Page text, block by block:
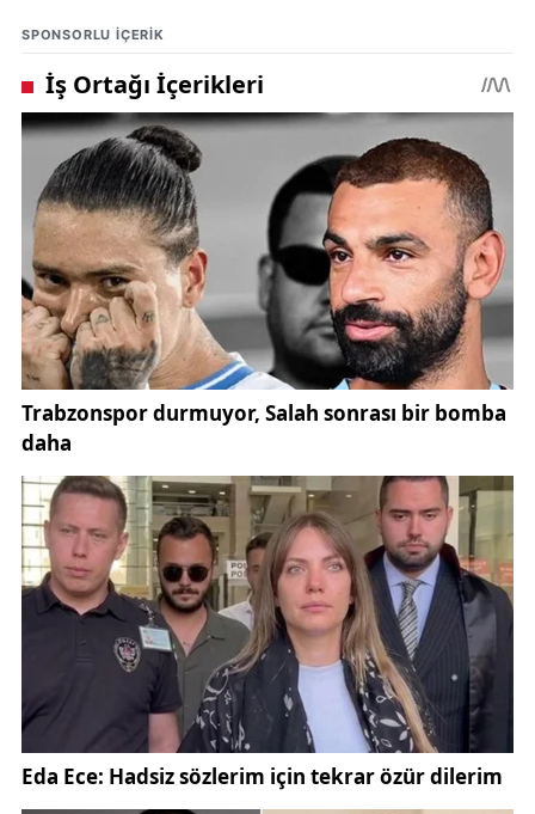
Güvenlik kamerası kayıtlarına göre, olaydan bir gün
önce bölgede bir vaşak yaban tavşanını avladı.
Doğal yaşamın olağan akışı içinde gerçekleşen bu
anlar, ertesi gün bambaşka bir tabloyla devam etti.
Aynı bölgede bu kez iki vaşağın, iki kurt tarafından
kovalandığı görüldü. Vaşakların çeviklikleri
sayesinde kurtlardan kurtulmayı başardığı anlar
saniye saniye kayda geçti.
Görüntülerde, iki kurdun koordineli şekilde hareket
ederek vaşakları sıkıştırmaya çalıştığı, vaşakların ise
hızlı refleksleriyle kaçış yolları aradığı dikkat çekti.
Doğada nadir rastlanan bu karşılaşma, yırtıcı türlerin
da ortaya koydu. Uzmanlara göre bu tür görüntüler,
yaban hayatının insan müdahalesi olmadan kendi iç
düzeniyle sürdüğünün önemli bir göstergesi.
Söz konusu kayıtlar, Sivas ve çevresinin yaban
hayatı açısından ne denli zengin olduğunu bir kez
daha kanıtladı. Kurt, vaşak, yaban tavşanı gibi
türlerin aynı bölgede varlığını sürdürebilmesi,
ekosistemin sağlıklı işlediğine işaret ediyor. Bölge,
daha önce de farklı yaban hayvanlarının
SPONSORLU IÇERIK